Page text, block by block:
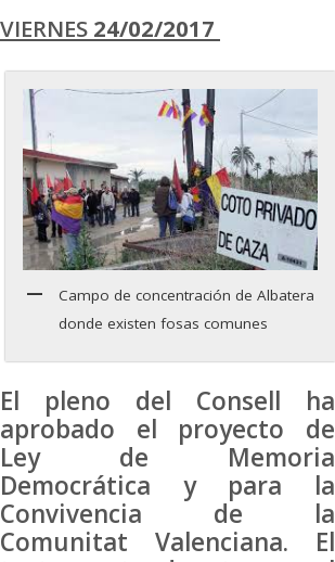
VIERNES 24/02/2017
Campo de concentración de Albatera
donde existen fosas comunes
El pleno del Consell ha
aprobado el proyecto de
Ley de Memoria
Democrática y para la
Convivencia de la
Comunitat Valenciana. El